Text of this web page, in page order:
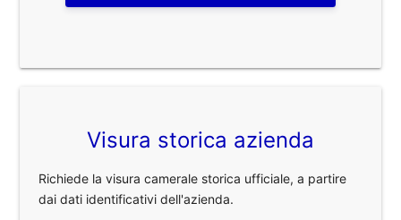
Visura storica azienda
Richiede la visura camerale storica ufficiale, a partire
dai dati identificativi dell'azienda.